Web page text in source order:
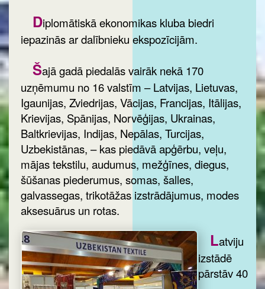
Diplomātiskā ekonomikas kluba biedri
iepazinās ar dalībnieku ekspozīcijām.
Šajā gadā piedalās vairāk nekā 170
uzņēmumu no 16 valstīm – Latvijas, Lietuvas,
Igaunijas, Zviedrijas, Vācijas, Francijas, Itālijas,
Krievijas, Spānijas, Norvēģijas, Ukrainas,
Baltkrievijas, Indijas, Nepālas, Turcijas,
Uzbekistānas, – kas piedāvā apģērbu, veļu,
mājas tekstilu, audumus, mežģīnes, diegus,
šūšanas piederumus, somas, šalles,
galvassegas, trikotāžas izstrādājumus, modes
aksesuārus un rotas.
Latviju
izstādē
pārstāv 40